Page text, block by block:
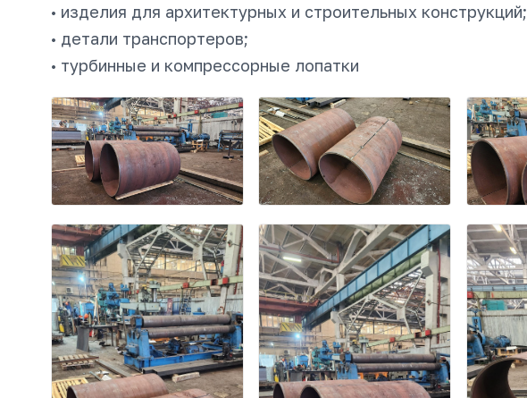
• изделия для архитектурных и строительных конструкций;
• детали транспортеров;
• турбинные и компрессорные лопатки